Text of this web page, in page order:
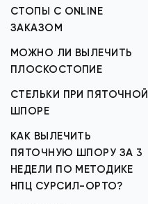
СТОПЫ С ONLINE
ЗАКАЗОМ
МОЖНО ЛИ ВЫЛЕЧИТЬ
ПЛОСКОСТОПИЕ
СТЕЛЬКИ ПРИ ПЯТОЧНОЙ
ШПОРЕ
КАК ВЫЛЕЧИТЬ
ПЯТОЧНУЮ ШПОРУ ЗА 3
НЕДЕЛИ ПО МЕТОДИКЕ
НПЦ СУРСИЛ-ОРТО?